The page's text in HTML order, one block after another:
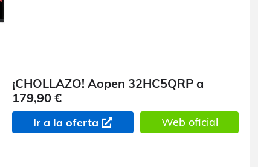
¡CHOLLAZO! Aopen 32HC5QRP a
179,90 €
Ir a la oferta Web oficial